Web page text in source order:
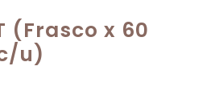
(Frasco x 60
u)